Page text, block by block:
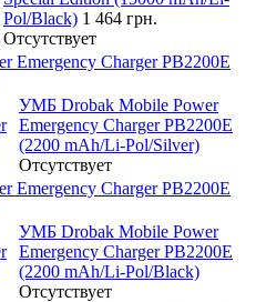
Pol/Black) 1 464 грн.
Отсутствует
Charger PB2200E
УМБ Drobak Mobile Power
Emergency Charger PB2200E
(2200 mAh/Li-Pol/Silver)
Отсутствует
Charger PB2200E
УМБ Drobak Mobile Power
Emergency Charger PB2200E
(2200 mAh/Li-Pol/Black)
Отсутствует